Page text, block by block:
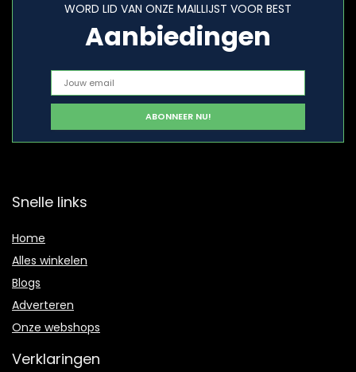
WORD LID VAN ONZE MAILLIJST VOOR BEST
Aanbiedingen
Snelle links
Home
Alles winkelen
Blogs
Adverteren
Onze webshops
Verklaringen